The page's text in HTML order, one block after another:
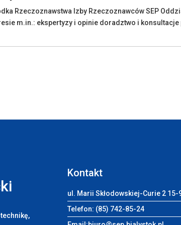
Rzeczoznawstwa Izby Rzeczoznawców SEP
m.in.: ekspertyzy i opinie doradztwo i konsultacje
Kontakt
ul. Marii Skłodowskiej-Curie 2 15-
Telefon: (85) 742-85-24